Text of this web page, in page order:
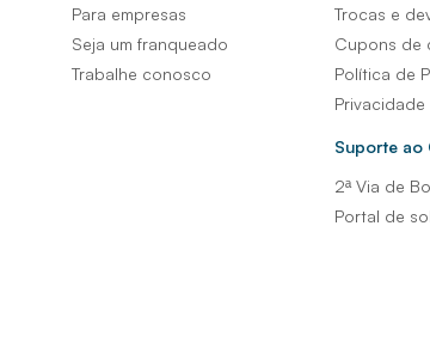
Para empresas
Seja um franqueado
Trabalhe conosco
Trocas e
Cupons de
Política de
Suporte ao
2ª Via de
Portal de